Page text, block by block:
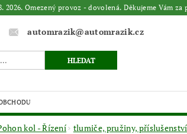
Omezený provoz - dovolená. Děkujeme Vám
automrazik@automrazik.cz
kol - Řízení tlumiče, pružiny, příslušenství